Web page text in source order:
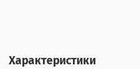
Характеристики